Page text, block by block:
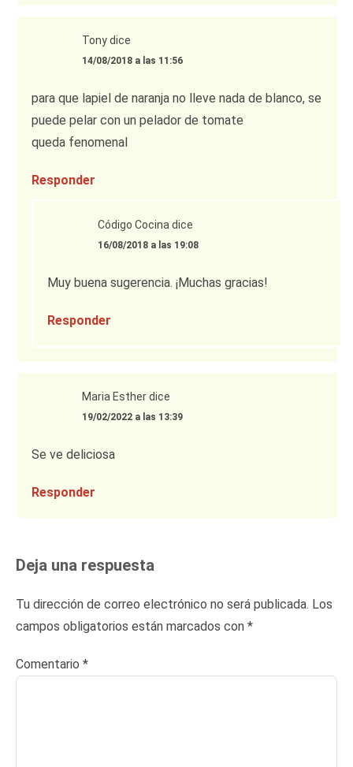
Tonydice
14/08/2018 a las 11:56
para que lapiel de naranja no lleve nada de blanco, se
puede pelar con un pelador de tomate
queda fenomenal
Responder
Código Cocina dice
16/08/2018 a las 19:08
Muy buena sugerencia. ¡Muchas gracias!
Responder
Maria Estherdice
19/02/2022 a las 13:39
Se ve deliciosa
Responder
Deja una respuesta
Tu dirección de correo electrónico no será publicada. Los
campos obligatorios están marcados con *
Comentario *